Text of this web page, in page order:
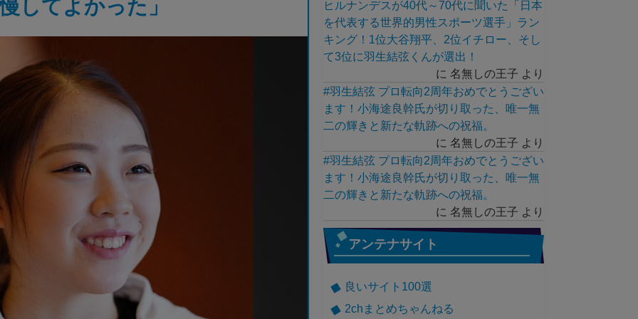
してよかった」
ヒルナンデスが40代～70代に聞いた「日本
を代表する世界的男性スポーツ選手」ラン
キング！1位大谷翔平、2位イチロー、そし
て3位に羽生結弦くんが選出！
に 名無しの王子 より
#羽生結弦 プロ転向2周年おめでとうござい
ます！小海途良幹氏が切り取った、唯一無
二の輝きと新たな軌跡への祝福。
に 名無しの王子 より
#羽生結弦 プロ転向2周年おめでとうござい
ます！小海途良幹氏が切り取った、唯一無
二の輝きと新たな軌跡への祝福。
に 名無しの王子 より
アンテナサイト
良いサイト100選
2chまとめちゃんねる